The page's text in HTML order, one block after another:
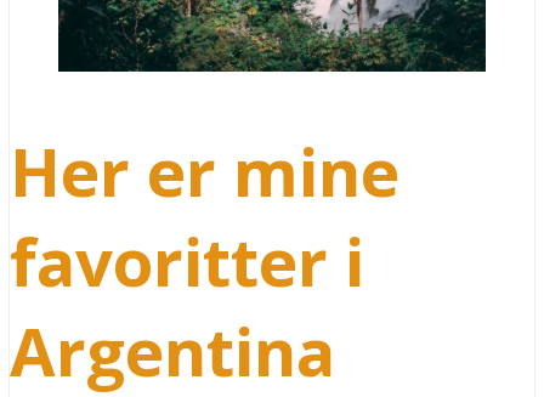
Her er mine
favoritter i
Argentina